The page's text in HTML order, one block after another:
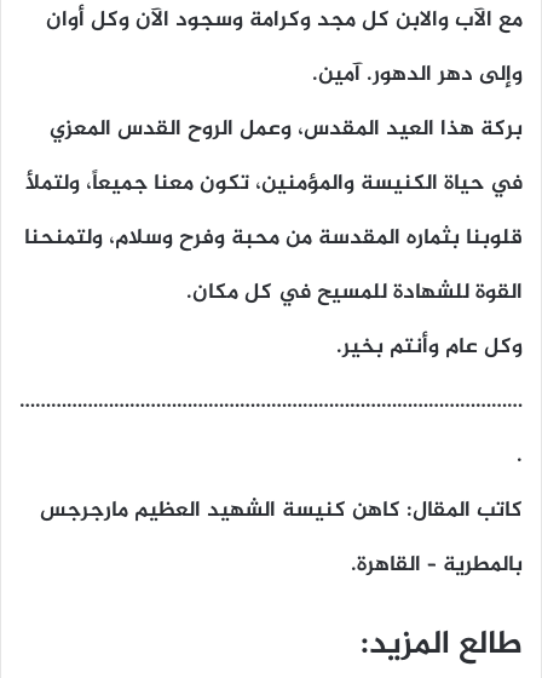
مع الآب والابن كل مجد وكرامة وسجود الآن وكل أوان
وإلى دهر الدهور. آمين.
بركة هذا العيد المقدس، وعمل الروح القدس المعزي
في حياة الكنيسة والمؤمنين، تكون معنا جميعاً، ولتملأ
قلوبنا بثماره المقدسة من محبة وفرح وسلام، ولتمنحنا
القوة للشهادة للمسيح في كل مكان.
وكل عام وأنتم بخير.
……………………………………………………………………………………
.
كاتب المقال: كاهن كنيسة الشهيد العظيم مارجرجس
بالمطرية – القاهرة.
طالع المزيد: